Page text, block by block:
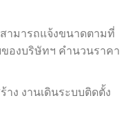
ามารถแจ้งขนาดตามที่
องบริษัทฯ คำนวนราคา
าง งานเดินระบบติดตั้ง